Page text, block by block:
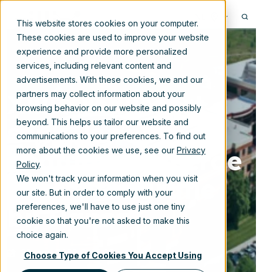
This website stores cookies on your computer.
These cookies are used to improve your website
experience and provide more personalized
services, including relevant content and
advertisements. With these cookies, we and our
partners may collect information about your
browsing behavior on our website and possibly
beyond. This helps us tailor our website and
communications to your preferences. To find out
more about the cookies we use, see our Privacy
Policy.
We won't track your information when you visit
our site. But in order to comply with your
preferences, we'll have to use just one tiny
cookie so that you're not asked to make this
choice again.
Choose Type of Cookies You Accept Using
Xillio realiseert
soepele,
geautomatiseerde
contentmigratie
bij Hanes
28-nov-2022 9:45:00